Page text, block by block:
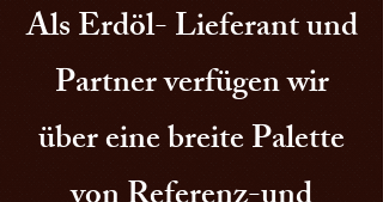
Als Erdöl- Lieferant und
Partner verfügen wir
über eine breite Palette